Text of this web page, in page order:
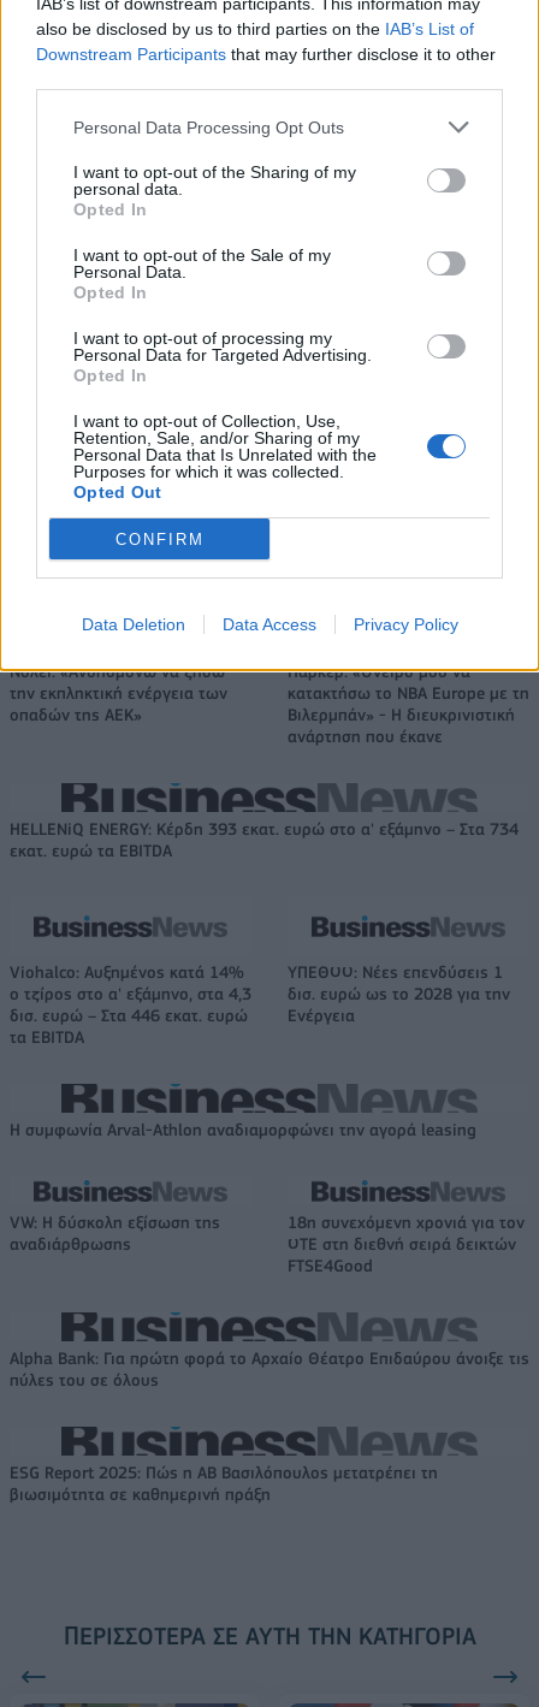
also be disclosed by us to third parties on the IAB’s List of
Downstream Participants that may further disclose it to other
Personal Data Processing Opt Outs
I want to opt-out of the Sharing of my
personal data.
Opted In
I want to opt-out of the Sale of my
Personal Data.
Opted In
I want to opt-out of processing my
Personal Data for Targeted Advertising.
Opted In
I want to opt-out of Collection, Use,
Retention, Sale, and/or Sharing of my
Personal Data that Is Unrelated with the
Purposes for which it was collected.
Opted Out
CONFIRM
Data Deletion Data Access Privacy Policy
Metlen: Ρεκόρ EBITDA στο α' εξάμηνο, στα 550 εκατ. ευρώ – Καθαρά
κέρδη 313 εκατ. ευρώ
σε 843 μέσα ενημέρωσης-
Ξεκίνησε το πενταετές
πρόγραμμα ενίσχυσης του
Media: Με ενίσχυση 8 εκατ.
ευρώ σε 451 επιχειρήσεις
ξεκίνησε το πρόγραμμα
στήριξης- Κάλυψη εισφορών
IAB Hellas: Νέα Διοικούσα Επιτροπή και νέο Διοικητικό Συμβούλιο -
Πρόεδρος ο Γαληνός Γιαγλής
Νέο Audi A2 e-tron με στόχο
την κορυφή της
αποδοτικότητας
Η Chery επενδύει 75 εκατ.
δολάρια στην KG Mobility
Το FIAT 500 Hybrid τώρα από 18.990 ευρώ
Νόλεϊ: «Ανυπομονώ να ζήσω
την εκπληκτική ενέργεια των
οπαδών της ΑΕΚ»
Πάρκερ: «Όνειρό μου να
κατακτήσω το ΝΒΑ Europe με τη
Βιλερμπάν» - Η διευκρινιστική
ανάρτηση που έκανε
HELLENiQ ENERGY: Κέρδη 393 εκατ. ευρώ στο α' εξάμηνο – Στα 734
εκατ. ευρώ τα EBITDA
Viohalco: Αυξημένος κατά 14%
ο τζίρος στο α' εξάμηνο, στα 4,3
δισ. ευρώ – Στα 446 εκατ. ευρώ
τα EBITDA
ΥΠΕΘΟΟ: Νέες επενδύσεις 1
δισ. ευρώ ως το 2028 για την
Ενέργεια
Η συμφωνία Arval-Athlon αναδιαμορφώνει την αγορά leasing
VW: Η δύσκολη εξίσωση της
αναδιάρθρωσης
18η συνεχόμενη χρονιά για τον
ΟΤΕ στη διεθνή σειρά δεικτών
FTSE4Good
Alpha Bank: Για πρώτη φορά το Αρχαίο Θέατρο Επιδαύρου άνοιξε τις
πύλες του σε όλους
ESG Report 2025: Πώς η ΑΒ Βασιλόπουλος μετατρέπει τη
βιωσιμότητα σε καθημερινή πράξη
ΠΕΡΙΣΣΌΤΕΡΑ ΣΕ ΑΥΤΉ ΤΗΝ ΚΑΤΗΓΟΡΊΑ